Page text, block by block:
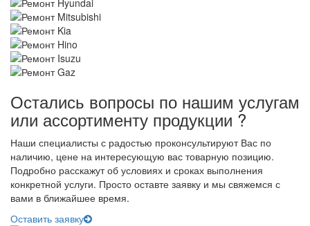
Остались вопросы по нашим услугам
или ассортименту продукции ?
Наши специалисты с радостью проконсультируют Вас по
наличию, цене на интересующую вас товарную позицию.
Подробно расскажут об условиях и сроках выполнения
конкретной услуги. Просто оставте заявку и мы свяжемся с
вами в ближайшее время.
Оставить заявку